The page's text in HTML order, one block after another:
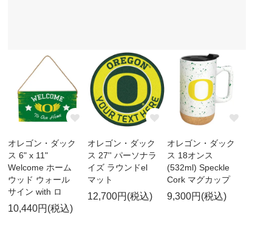
オレゴン・ダック
ス 6" x 11"
Welcome ホーム
ウッド ウォール
サイン with ロ
10,440円(税込)
オレゴン・ダック
ス 27'' パーソナラ
イズ ラウンドel
マット
12,700円(税込)
オレゴン・ダック
ス 18オンス
(532ml) Speckle
Cork マグカップ
9,300円(税込)